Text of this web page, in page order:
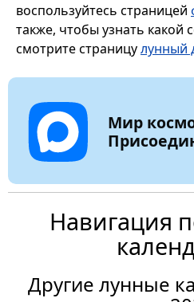
воспользуйтесь страницей
также, чтобы узнать какой
смотрите страницулунный
Мир
Навигация
Другие лунные